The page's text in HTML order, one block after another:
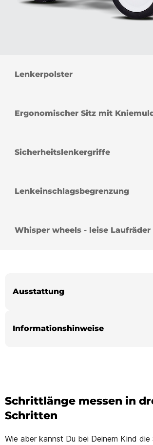
Lenkerpolster
Ergonomischer Sitz mit
Sicherheitslenkergriffe
Lenkeinschlagsbegrenzung
Whisper wheels - leise Laufräder
Ausstattung
Informationshinweise
Schrittlänge messen in
Schritten
Wie aber kannst Du bei Deinem Kind die